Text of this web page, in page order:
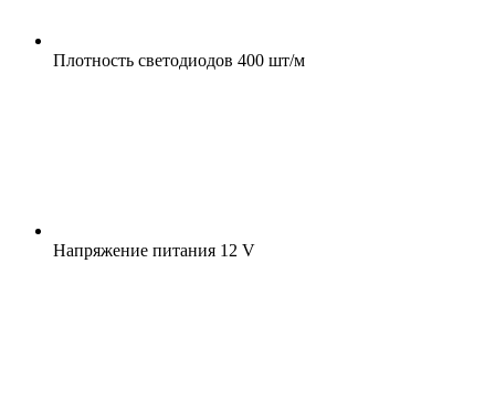
Плотность светодиодов 400 шт/м
Напряжение питания 12 V